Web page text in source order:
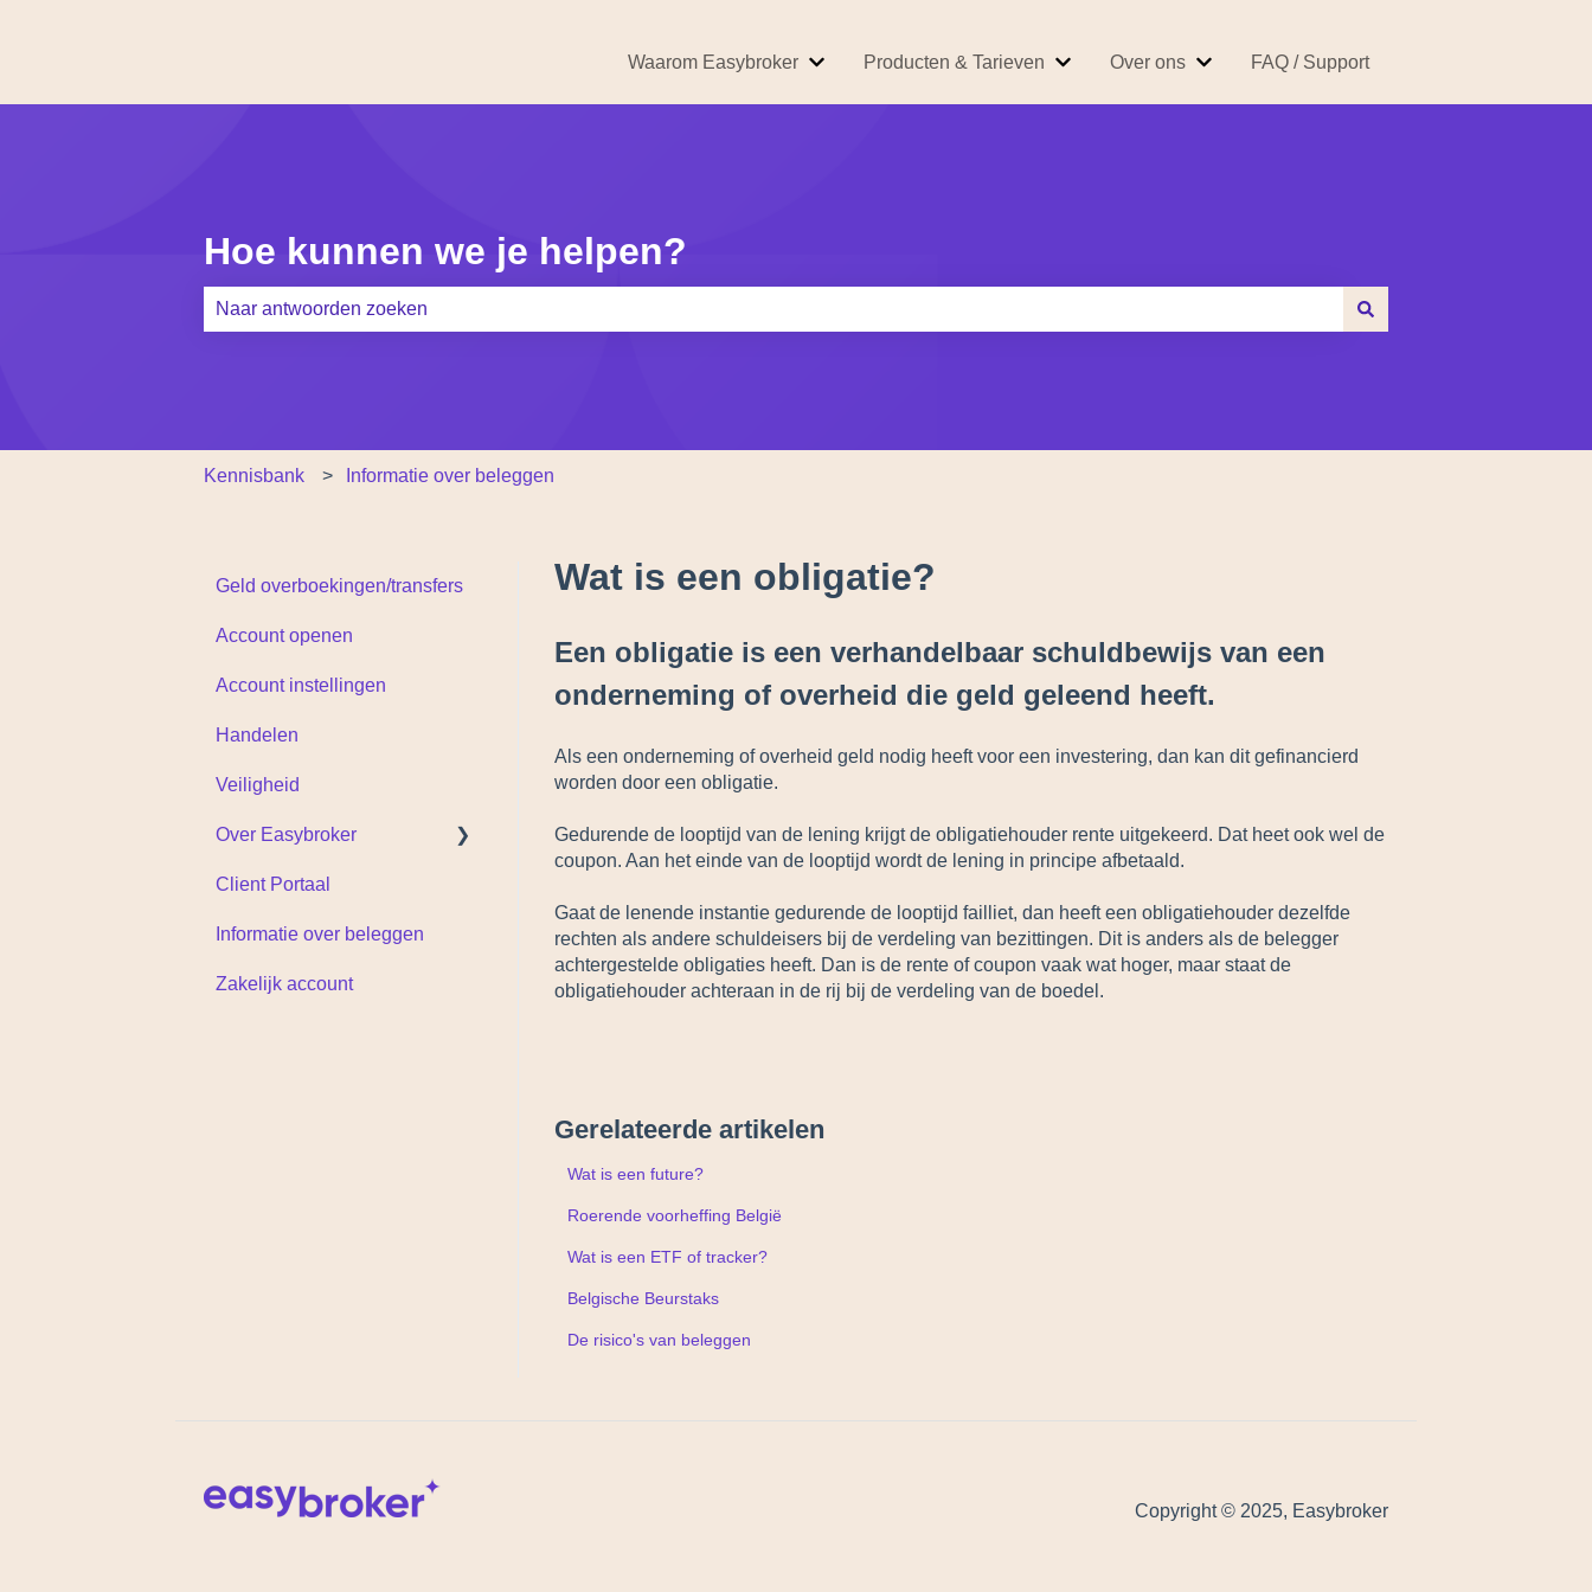
Waarom Easybroker
Submenu tonen voor Waarom Easybroker
Producten & Tarieven
Submenu tonen voor Producten & Tarieven
Over ons
Submenu tonen voor Over ons
FAQ / Support
Hoe kunnen we je helpen?
Kennisbank Informatie over beleggen
Wat is een obligatie?
Een obligatie is een verhandelbaar schuldbewijs van een
onderneming of overheid die geld geleend heeft.
Als een onderneming of overheid geld nodig heeft voor een investering, dan kan dit gefinancierd
worden door een obligatie.
Gedurende de looptijd van de lening krijgt de obligatiehouder rente uitgekeerd. Dat heet ook wel de
coupon. Aan het einde van de looptijd wordt de lening in principe afbetaald.
Gaat de lenende instantie gedurende de looptijd failliet, dan heeft een obligatiehouder dezelfde
rechten als andere schuldeisers bij de verdeling van bezittingen. Dit is anders als de belegger
achtergestelde obligaties heeft. Dan is de rente of coupon vaak wat hoger, maar staat de
obligatiehouder achteraan in de rij bij de verdeling van de boedel.
Gerelateerde artikelen
Wat is een future?
Roerende voorheffing België
Wat is een ETF of tracker?
Belgische Beurstaks
De risico's van beleggen
Geld overboekingen/transfers
Account openen
Account instellingen
Handelen
Veiligheid
Over Easybroker
Documenten
Client Portaal
Informatie over beleggen
Zakelijk account
Copyright © 2025, Easybroker